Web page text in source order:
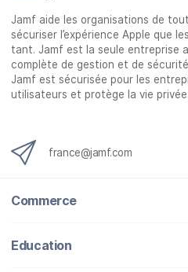
Jamf aide les organisations de
sécuriser l’expérience Apple que
tant. Jamf est la seule entreprise
complète de gestion et de sécurité
Jamf est sécurisée pour les
utilisateurs et protège la vie privée.
france@jamf.com
Commerce
Education